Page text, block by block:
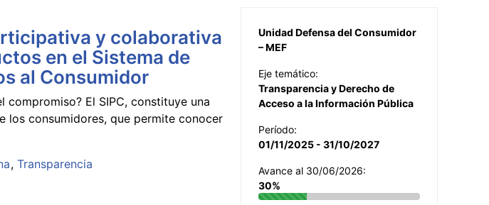
y colaborativa
en el Sistema de
al Consumidor
compromiso? El SIPC, constituye una
los consumidores, que permite conocer
Transparencia
Unidad Defensa del Consumidor
– MEF
Eje temático:
Transparencia y Derecho de
Acceso a la Información Pública
Período:
01/11/2025 - 31/10/2027
Avance al 30/06/2026:
30%